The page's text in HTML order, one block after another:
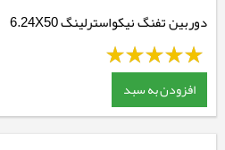
دوربین تفنگ نیکواسترلینگ 6.24X50
افزودن به سبد